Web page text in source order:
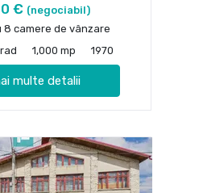
€ (negociabil)
8 camere de vânzare
1,000 mp 1970
multe detalii